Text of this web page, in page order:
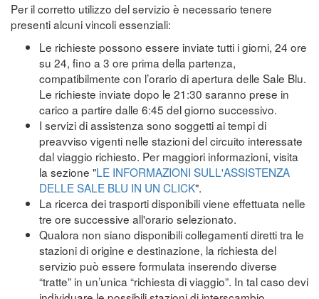
Per il corretto utilizzo del servizio è necessario tenere
presenti alcuni vincoli essenziali:
Le richieste possono essere inviate tutti i giorni, 24 ore
su 24, fino a 3 ore prima della partenza,
compatibilmente con l’orario di apertura delle Sale Blu.
Le richieste inviate dopo le 21:30 saranno prese in
carico a partire dalle 6:45 del giorno successivo.
I servizi di assistenza sono soggetti ai tempi di
preavviso vigenti nelle stazioni del circuito interessate
dal viaggio richiesto. Per maggiori informazioni, visita
la sezione "LE INFORMAZIONI SULL'ASSISTENZA
DELLE SALE BLU IN UN CLICK".
La ricerca dei trasporti disponibili viene effettuata nelle
tre ore successive all'orario selezionato.
Qualora non siano disponibili collegamenti diretti tra le
stazioni di origine e destinazione, la richiesta del
servizio può essere formulata inserendo diverse
“tratte” in un’unica “richiesta di viaggio”. In tal caso devi